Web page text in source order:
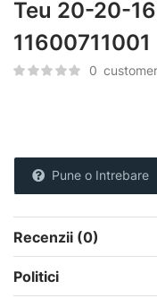
Teu 20-20-16
11600711001
0
Pune o Intrebare
Recenzii (0)
Politici